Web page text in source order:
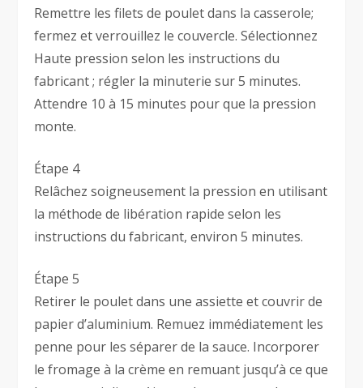
Remettre les filets de poulet dans la casserole;
fermez et verrouillez le couvercle. Sélectionnez
Haute pression selon les instructions du
fabricant ; régler la minuterie sur 5 minutes.
Attendre 10 à 15 minutes pour que la pression
monte.
Étape 4
Relâchez soigneusement la pression en utilisant
la méthode de libération rapide selon les
instructions du fabricant, environ 5 minutes.
Étape 5
Retirer le poulet dans une assiette et couvrir de
papier d’aluminium. Remuez immédiatement les
penne pour les séparer de la sauce. Incorporer
le fromage à la crème en remuant jusqu’à ce que